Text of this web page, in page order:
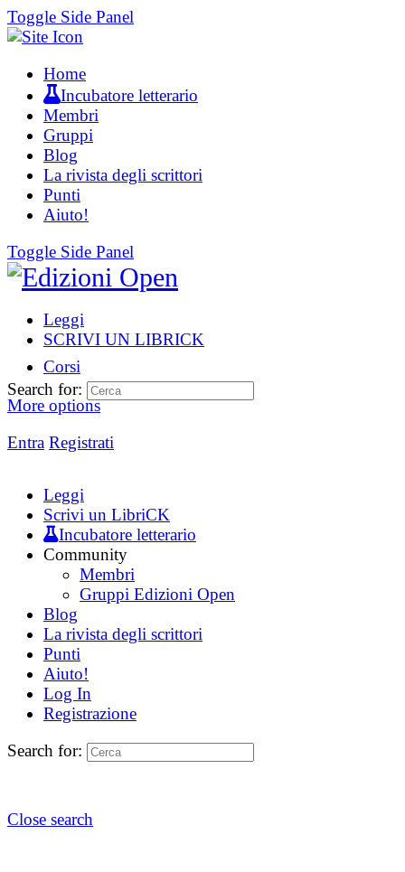
Toggle Side Panel
Home
Incubatore letterario
Membri
Gruppi
Blog
La rivista degli scrittori
Punti
Aiuto!
Toggle Side Panel
Leggi
SCRIVI UN LIBRICK
Corsi
More options
Entra Registrati
Search for:
Leggi
Scrivi un LibriCK
Incubatore letterario
Community
Membri
Gruppi Edizioni Open
Blog
La rivista degli scrittori
Punti
Aiuto!
Log In
Registrazione
Search for:
Close search